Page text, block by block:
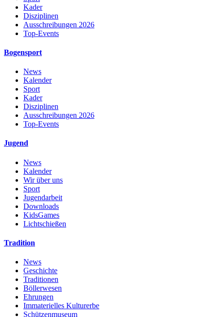
Kader
Disziplinen
Ausschreibungen 2026
Top-Events
Bogensport
News
Kalender
Sport
Kader
Disziplinen
Ausschreibungen 2026
Top-Events
Jugend
News
Kalender
Wir über uns
Sport
Jugendarbeit
Downloads
KidsGames
Lichtschießen
Tradition
News
Geschichte
Traditionen
Böllerwesen
Ehrungen
Immaterielles Kulturerbe
Schützenmuseum